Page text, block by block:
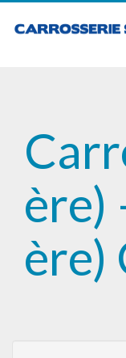
ère)
ère)